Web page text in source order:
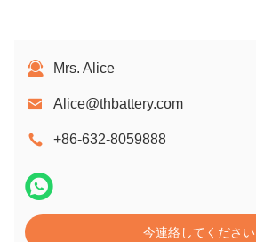
Mrs. Alice
Alice@thbattery.com
+86-632-8059888
今連絡してください